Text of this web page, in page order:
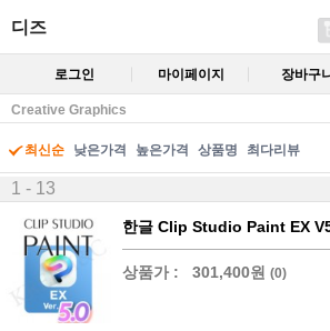
디즈
로그인 마이페이지 장바구니
Creative Graphics
최신순 낮은가격 높은가격 상품명 최다리뷰
1 - 13
한글 Clip Studio Paint EX
상품가 : 301,400원 (0)